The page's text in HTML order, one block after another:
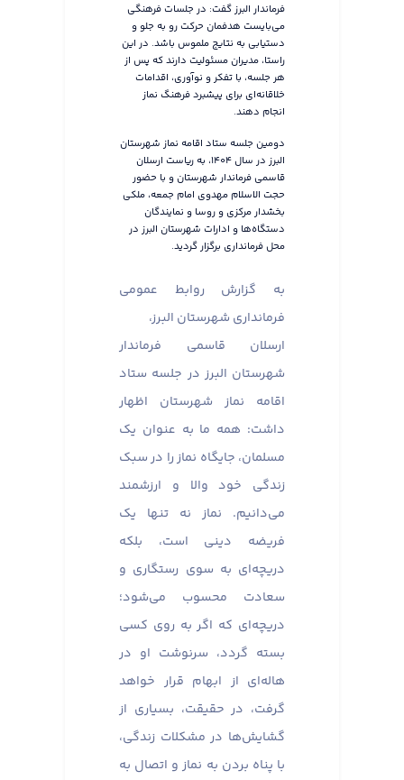
فرماندار البرز گفت: در جلسات فرهنگی
می‌بایست هدفمان حرکت رو به جلو و
دستیابی به نتایج ملموس باشد. در این
راستا، مدیران مسئولیت دارند که پس از
هر جلسه، با تفکر و نوآوری، اقدامات
خلاقانه‌ای برای پیشبرد فرهنگ نماز
انجام دهند.
دومین جلسه ستاد اقامه نماز شهرستان
البرز در سال ۱۴۰۴، به ریاست ارسلان
قاسمی فرماندار شهرستان و با حضور
حجت الاسلام مهدوی امام جمعه، ملکی
بخشدار مرکزی و روسا و نمایندگان
دستگاه‌ها و ادارات شهرستان البرز در
محل فرمانداری برگزار گردید.
به گزارش روابط عمومی
فرمانداری شهرستان البرز،
ارسلان قاسمی فرماندار
شهرستان البرز در جلسه ستاد
اقامه نماز شهرستان اظهار
داشت: همه ما به عنوان یک
مسلمان، جایگاه نماز را در سبک
زندگی خود والا و ارزشمند
می‌دانیم. نماز نه تنها یک
فریضه دینی است، بلکه
دریچه‌ای به سوی رستگاری و
سعادت محسوب می‌شود؛
دریچه‌ای که اگر به روی کسی
بسته گردد، سرنوشت او در
هاله‌ای از ابهام قرار خواهد
گرفت، در حقیقت، بسیاری از
گشایش‌ها در مشکلات زندگی،
با پناه بردن به نماز و اتصال به